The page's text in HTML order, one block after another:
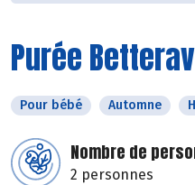
Purée
Pour bébé Automne
Nombre de
2 personnes